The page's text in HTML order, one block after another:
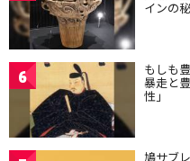
インの
6 もしも
暴走と
性」
鳩サブ